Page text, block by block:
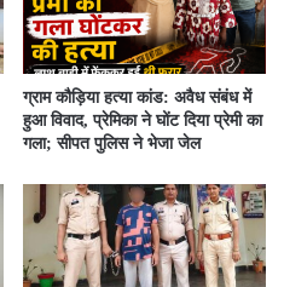
ग्राम कौड़िया हत्या कांड: अवैध संबंध में
हुआ विवाद, प्रेमिका ने घोंट दिया प्रेमी का
गला; सीपत पुलिस ने भेजा जेल